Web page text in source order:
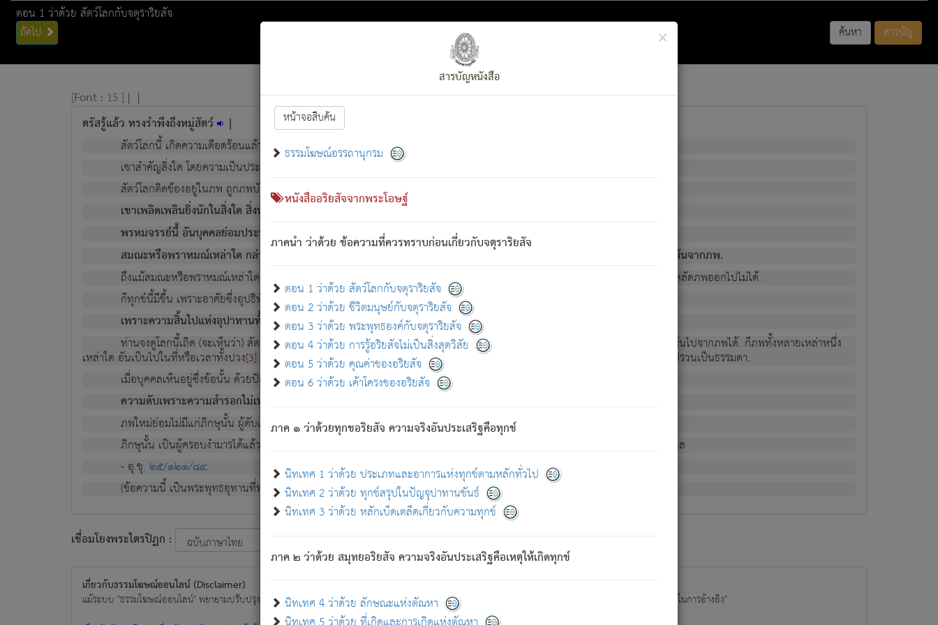
ตอน 1 ว่าด้วย สัตว์โลกกับจตุราริยสัจ
ถัดไป ค้นหา สารบัญ
×
สารบัญหนังสือ
หน้าจอสืบค้น
ธรรมโฆษณ์อรรถานุกรม
หนังสืออริยสัจจากพระโอษฐ์
ภาคนำ ว่าด้วย ข้อความที่ควรทราบก่อนเกี่ยวกับจตุราริยสัจ
ตอน 1 ว่าด้วย สัตว์โลกกับจตุราริยสัจ
ตอน 2 ว่าด้วย ชีวิตมนุษย์กับจตุราริยสัจ
ตอน 3 ว่าด้วย พระพุทธองค์กับจตุราริยสัจ
ตอน 4 ว่าด้วย การรู้อริยสัจไม่เป็นสิ่งสุดวิสัย
ตอน 5 ว่าด้วย คุณค่าของอริยสัจ
ตอน 6 ว่าด้วย เค้าโครงของอริยสัจ
ภาค ๑ ว่าด้วยทุกขอริยสัจ ความจริงอันประเสริฐคือทุกข์
นิทเทศ 1 ว่าด้วย ประเภทและอาการแห่งทุกข์ตามหลักทั่วไป
นิทเทศ 2 ว่าด้วย ทุกข์สรุปในปัญจุปาทานขันธ์
นิทเทศ 3 ว่าด้วย หลักเบ็ดเตล็ดเกี่ยวกับความทุกข์
ภาค ๒ ว่าด้วย สมุทยอริยสัจ ความจริงอันประเสริฐคือเหตุให้เกิดทุกข์
นิทเทศ 4 ว่าด้วย ลักษณะแห่งตัณหา
[Font : 15 ] | |
ตรัสรู้แล้ว ทรงรำพึงถึงหมู่สัตว์ |
สัตว์โลกนี้ เกิดความเดือดร้อนแล้ว มีผัสสะบังหน้า[1]ย่อมกล่าวซึ่งโรค (ความเสียดแทง) นั้นโดยความเป็นตัวเป็นตน
เขาสำคัญสิ่งใด โดยความเป็นประการใด แต่สิ่งนั้นย่อมเป็น (ตามที่เป็นจริง) โดยประการอื่นจากที่เขาสำคัญนั้น
สัตว์โลกติดข้องอยู่ในภพ ถูกภพบังหน้าแล้ว มีภพโดยความเป็นอย่างอื่น (จากที่มันเป็นอยู่จริง) จึงได้เพลิดเพลินยิ่งนักในภพนั้น
เขาเพลิดเพลินยิ่งนักในสิ่งใด สิ่งนั้นเป็นภัย (ที่เขาไม่รู้จัก) : เขากลัวต่อสิ่งใดสิ่งนั้นเป็นทุกข์
พรหมจรรย์นี้ อันบุคคลย่อมประพฤติ ก็เพื่อการละขาดซึ่งภพ.
สมณะหรือพราหมณ์เหล่าใด กล่าวความหลุดพ้นจากภพว่ามีได้เพราะภพ เรากล่าวว่า สมณะหรือพราหมณ์ทั้งปวงนั้น มิใช่ผู้หลดพ้นจากภพ.
ถึงแม้สมณะหรือพราหมณ์เหล่าใด กล่าวความออกไปได้จากภพ ว่ามีได้เพราะวิภพ[2]
: เรากล่าวว่า สมณะหรือพราหมณ์ทั้งปวงนั้น ก็ยังสลัดภพออกไปไม่ได้.
ก็ทุกข์นี้มีขึ้น เพราะอาศัยซึ่งอุปธิทั้งปวง.
เพราะความสิ้นไปแห่งอุปาทานทั้งปวง ความเกิดขึ้นแห่งทุกข์จึงไม่มี.
ท่านจงดูโลกนี้เถิด (จะเห็นว่า) สัตว์ทั้งหลายอันอวิชาหนาแน่นบังหนาแล้ว; และว่า สัตว์ผู้ยินดีในภพอันเป็นแล้วนั้น ย่อมไม่เป็นผู้หลุดพ้นไปจากภพได้. ก็ภพทั้งหลายเหล่าหนึ่ง
เหล่าใด อันเป็นไปในที่หรือเวลาทั้งปวง[3] เพื่อความมีแห่งประโยชน์โดยประการทั้งปวง; ภพทั้งหลายทั้งหมดนั้น ไม่เที่ยง เป็นทุกข์ มีความแปรปรวนเป็นธรรมดา.
เมื่อบุคคลเห็นอยู่ซึ่งข้อนั้น ด้วยปัญญาอันชอบตามที่เป็นจริงอย่างนี้อยู่; เขาย่อมละภวตัณหาได้ และไม่เพลิดเพลินวิภวตัณหาด้วย.
ความดับเพราะความสำรอกไม่เหลือ (แห่งภพทั้งหลาย) เพราะความสิ้นไปแห่งตัณหาโดยประการทั้งปวง นั้นคือนิพพาน.
ภพใหม่ย่อมไม่มีแก่ภิกษุนั้น ผู้ดับเย็นสนิทแล้ว เพราะไม่มีความยึดมั่น
ภิกษุนั้น เป็นผู้ครอบงำมารได้แล้ว ชนะสงครามแล้ว ก้าวล่วงภพทั้งหลายทั้งปวงได้แล้ว เป็นผู้คงที่ (คือไม่เปลี่ยนแปลงอีกต่อไป). ดังนี้แล
- อุ.ขุ.๒๕/๑๒๑/๘๔.
(ข้อความนี้ เป็นพระพุทธอุทานที่ทรงเปล่งออก ที่โคนต้นโพธิ์เป็นที่ตรัสรู้ เมื่อตรัสรู้แล้วได้ 7 วัน)
เชื่อมโยงพระไตรปิฏก :
เกี่ยวกับธรรมโฆษณ์ออนไลน์ (Disclaimer)
แม้ระบบ "ธรรมโฆษณ์ออนไลน์" พยายามปรับปรุงข้อมูลให้ถูกต้องมากที่สุด ผู้ศึกษาก็พึงตรวจสอบกับตัวเล่มหนังสือต้นฉบับ ที่มีการพิมพ์ครั้งล่าสุด ก่อนนำข้อมูลไปใช้ในการอ้างอิง"